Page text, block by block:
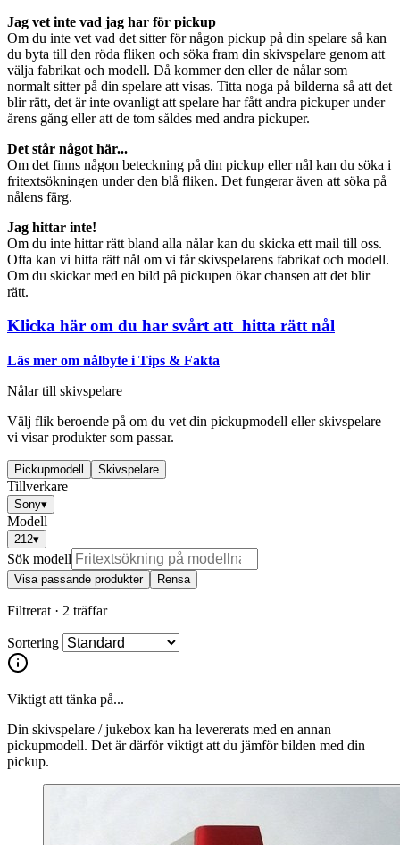
Jag vet inte vad jag har för pickup
Om du inte vet vad det sitter för någon pickup på din spelare så kan
du byta till den röda fliken och söka fram din skivspelare genom att
välja fabrikat och modell. Då kommer den eller de nålar som
normalt sitter på din spelare att visas. Titta noga på bilderna så att det
blir rätt, det är inte ovanligt att spelare har fått andra pickuper under
årens gång eller att de tom såldes med andra pickuper.
Det står något här...
Om det finns någon beteckning på din pickup eller nål kan du söka i
fritextsökningen under den blå fliken. Det fungerar även att söka på
nålens färg.
Jag hittar inte!
Om du inte hittar rätt bland alla nålar kan du skicka ett mail till oss.
Ofta kan vi hitta rätt nål om vi får skivspelarens fabrikat och modell.
Om du skickar med en bild på pickupen ökar chansen att det blir
rätt.
Klicka här om du har svårt att hitta rätt nål
Läs mer om nålbyte i Tips & Fakta
Nålar till skivspelare
Välj flik beroende på om du vet din pickupmodell eller skivspelare –
vi visar produkter som passar.
Pickupmodell Skivspelare
Tillverkare
Sony▾
Modell
212▾
Sök modell
Visa passande produkter Rensa
Filtrerat · 2 träffar
Sortering
Viktigt att tänka på...
Din skivspelare / jukebox kan ha levererats med en annan
pickupmodell. Det är därför viktigt att du jämför bilden med din
pickup.